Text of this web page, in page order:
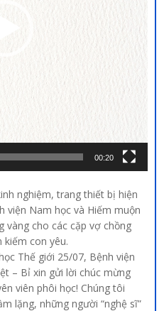
00:20
nghiệm, trang thiết bị hiện
viện Nam học và Hiếm muộn
vàng cho các cặp vợ chồng
con yêu.
Thế giới 25/07, Bệnh viện
– Bỉ xin gửi lời chúc mừng
viên phôi học! Chúng tôi
lặng, những người “nghệ sĩ”